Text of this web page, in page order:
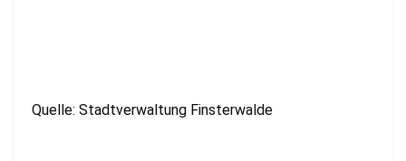
Quelle: Stadtverwaltung Finsterwalde